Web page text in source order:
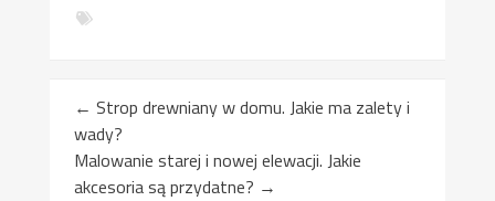
← Strop drewniany w domu. Jakie ma zalety i
wady?
Malowanie starej i nowej elewacji. Jakie
akcesoria są przydatne? →